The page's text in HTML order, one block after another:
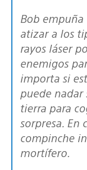
Bob empuña un pez espada para
atizar a los
rayos láser
enemigos
importa si
puede
tierra para
sorpresa. En
compinche
mortífero.